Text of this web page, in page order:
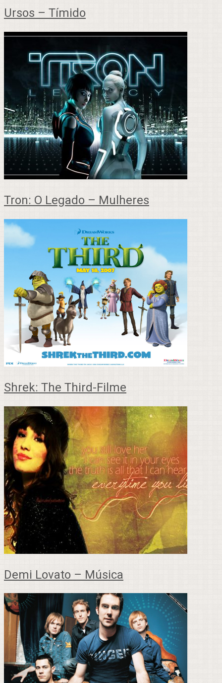
Ursos – Tímido
Tron: O Legado – Mulheres
Shrek: The Third-Filme
Demi Lovato – Música